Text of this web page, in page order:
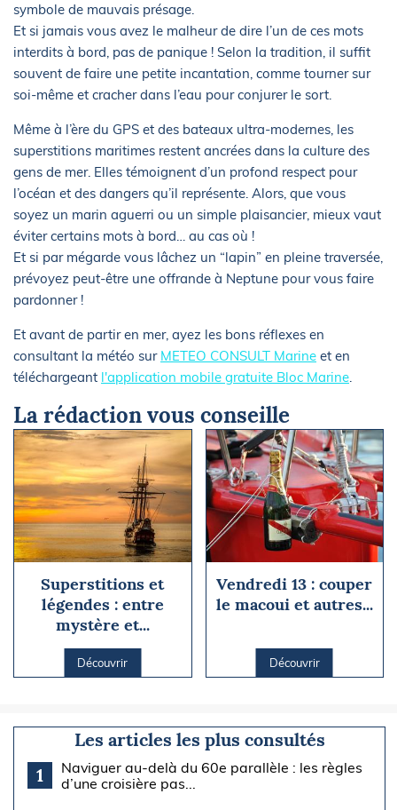
symbole de mauvais présage.
Et si jamais vous avez le malheur de dire l’un de ces mots
interdits à bord, pas de panique ! Selon la tradition, il suffit
souvent de faire une petite incantation, comme tourner sur
soi-même et cracher dans l’eau pour conjurer le sort.
Même à l’ère du GPS et des bateaux ultra-modernes, les
superstitions maritimes restent ancrées dans la culture des
gens de mer. Elles témoignent d’un profond respect pour
l’océan et des dangers qu’il représente. Alors, que vous
soyez un marin aguerri ou un simple plaisancier, mieux vaut
éviter certains mots à bord… au cas où !
Et si par mégarde vous lâchez un “lapin” en pleine traversée,
prévoyez peut-être une offrande à Neptune pour vous faire
pardonner !
Et avant de partir en mer, ayez les bons réflexes en
consultant la météo sur METEO CONSULT Marine et en
téléchargeant l'application mobile gratuite Bloc Marine
La rédaction vous conseille
Superstitions et
légendes : entre
mystère et...
Découvrir
Vendredi 13 : couper
le macoui et autres...
Découvrir
Les articles les plus consultés
1
Naviguer au-delà du 60e parallèle : les règles
d’une croisière pas...